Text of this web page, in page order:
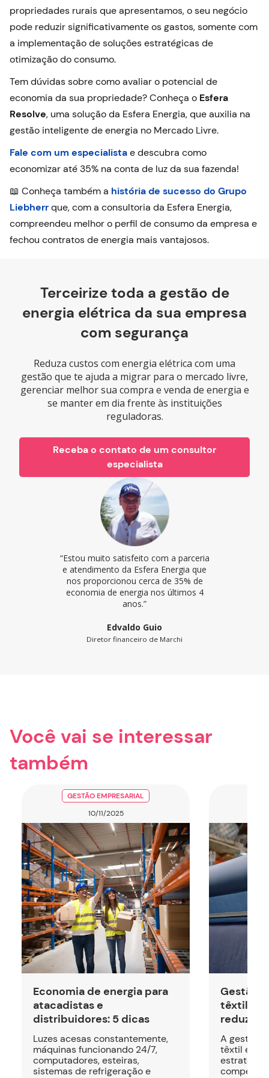
propriedades rurais que apresentamos, o seu negócio
pode reduzir significativamente os gastos, somente com
a implementação de soluções estratégicas de
otimização do consumo.
Tem dúvidas sobre como avaliar o potencial de
economia da sua propriedade? Conheça o Esfera
Resolve, uma solução da Esfera Energia, que auxilia na
gestão inteligente de energia no Mercado Livre.
Fale com um especialistae descubra como
economizar até 35% na conta de luz da sua fazenda!
📖 Conheça também a história de sucesso do Grupo
Liebherrque, com a consultoria da Esfera Energia,
compreendeu melhor o perfil de consumo da empresa e
fechou contratos de energia mais vantajosos.
Terceirize toda a gestão de
energia elétrica da sua empresa
com segurança
Reduza custos com energia elétrica com uma
gestão que te ajuda a migrar para o mercado livre,
gerenciar melhor sua compra e venda de energia e
se manter em dia frente às instituições
reguladoras.
Receba o contato de um consultor
especialista
“Estou muito satisfeito com a parceria
e atendimento da Esfera Energia que
nos proporcionou cerca de 35% de
economia de energia nos últimos 4
anos.”
Edvaldo Guio
Diretor financeiro de Marchi
Você vai se interessar
também
GESTÃO EMPRESARIAL
10/11/2025
Economia de energia para
atacadistas e
distribuidores: 5 dicas
Luzes acesas constantemente,
máquinas funcionando 24/7,
computadores, esteiras,
sistemas de refrigeração e
Gestão
têxtil:
reduzir
A gestão
têxtil é